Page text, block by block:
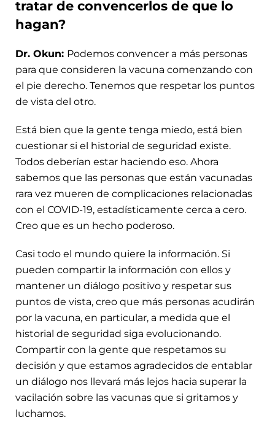
tratar de convencerlos de que lo
hagan?
Dr. Okun: Podemos convencer a más personas
para que consideren la vacuna comenzando con
el pie derecho. Tenemos que respetar los puntos
de vista del otro.
Está bien que la gente tenga miedo, está bien
cuestionar si el historial de seguridad existe.
Todos deberían estar haciendo eso. Ahora
sabemos que las personas que están vacunadas
rara vez mueren de complicaciones relacionadas
con el COVID-19, estadísticamente cerca a cero.
Creo que es un hecho poderoso.
Casi todo el mundo quiere la información. Si
pueden compartir la información con ellos y
mantener un diálogo positivo y respetar sus
puntos de vista, creo que más personas acudirán
por la vacuna, en particular, a medida que el
historial de seguridad siga evolucionando.
Compartir con la gente que respetamos su
decisión y que estamos agradecidos de entablar
un diálogo nos llevará más lejos hacia superar la
vacilación sobre las vacunas que si gritamos y
luchamos.